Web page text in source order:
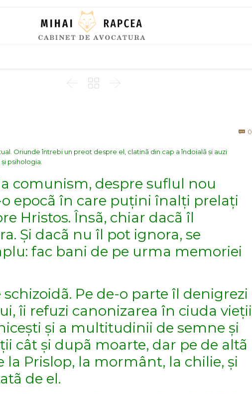
  
 0
Oriunde întrebi un preot despre el, clatinã din cap a îndoialã și auzi
psihologia.
comunism, despre suflul nou
epocã în care puțini înalți prelați
Hristos. Însã, chiar dacã îl
Și dacã nu îl pot ignora, se
fac bani de pe urma memoriei
Pe de-o parte îl denigrezi
îi refuzi canonizarea în ciuda vieții
și a multitudinii de semne și
cât și dupã moarte, dar pe de altã
la Prislop, la mormânt, la chilie, și
de el.